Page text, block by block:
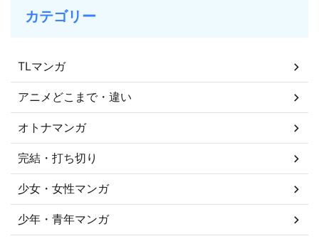
カテゴリー
TLマンガ
アニメどこまで・違い
オトナマンガ
完結・打ち切り
少女・女性マンガ
少年・青年マンガ